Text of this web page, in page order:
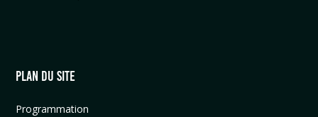
PLAN DU SITE
Programmation